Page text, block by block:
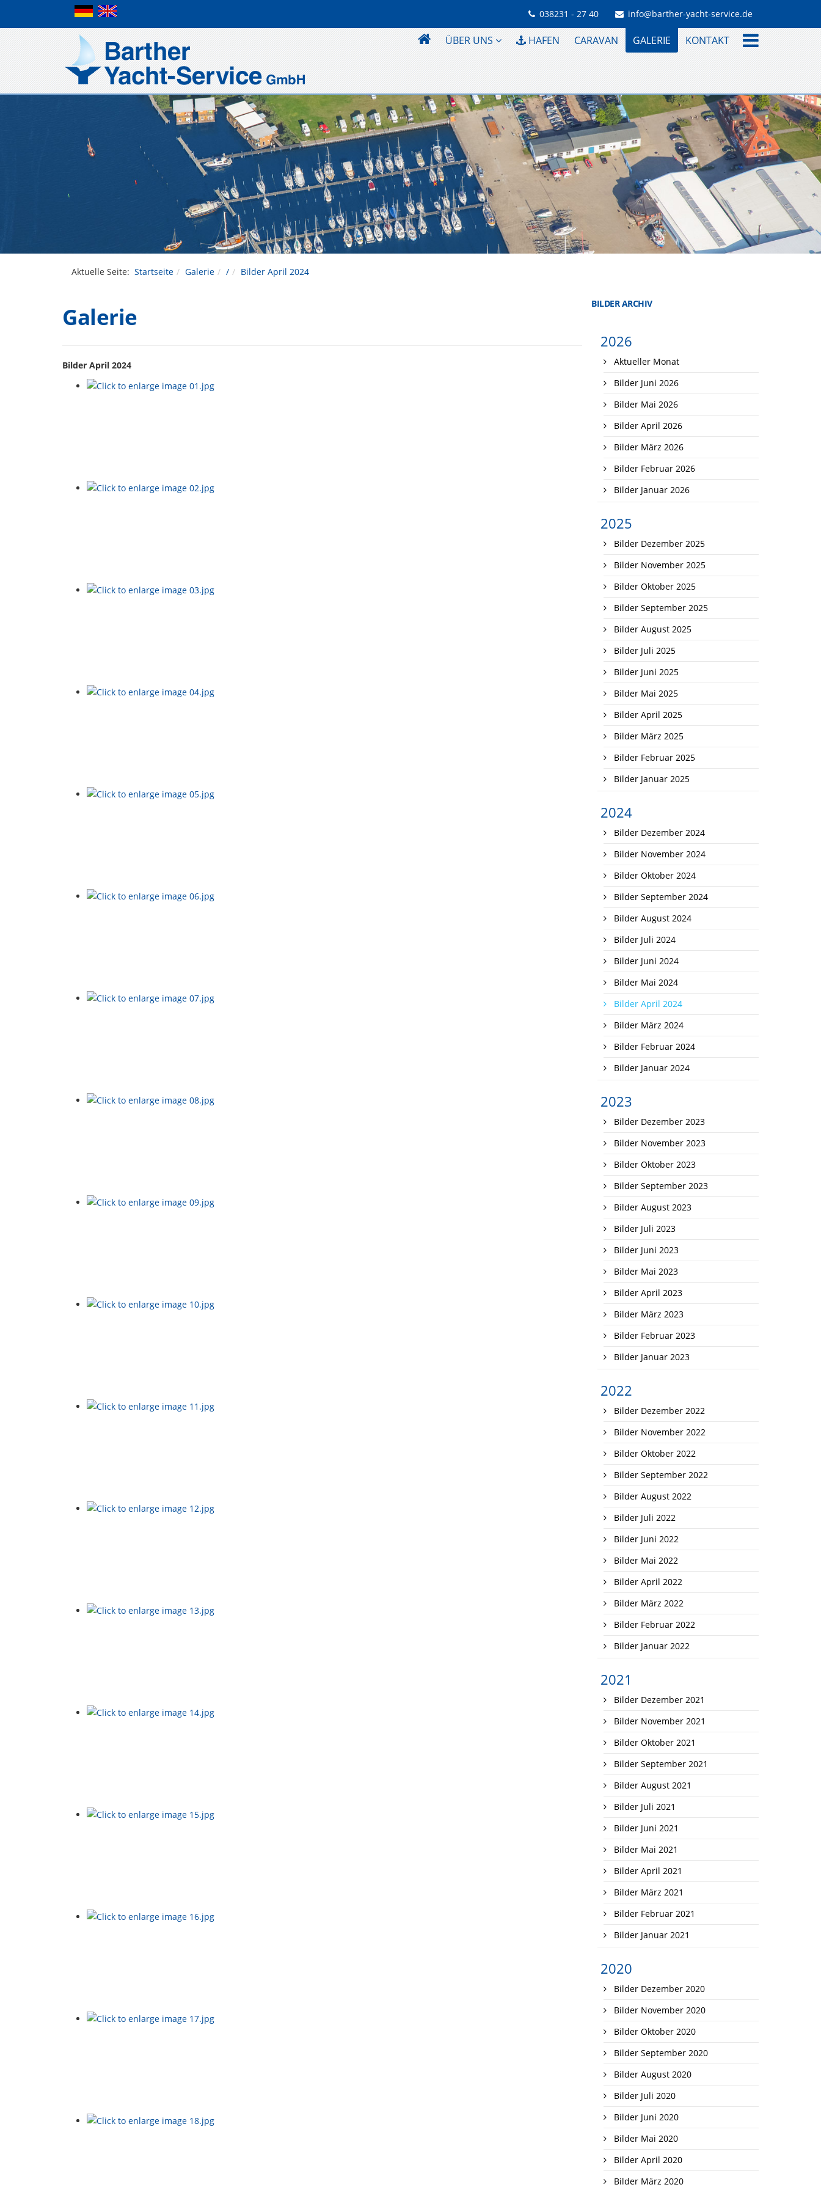
038231 - 27 40 info@barther-yacht-service.de
ÜBER UNS HAFEN CARAVAN GALERIE KONTAKT
Aktuelle Seite: Startseite Galerie / Bilder April 2024
Galerie
Bilder April 2024
BILDER ARCHIV
2026
Aktueller Monat
Bilder Juni 2026
Bilder Mai 2026
Bilder April 2026
Bilder März 2026
Bilder Februar 2026
Bilder Januar 2026
2025
Bilder Dezember 2025
Bilder November 2025
Bilder Oktober 2025
Bilder September 2025
Bilder August 2025
Bilder Juli 2025
Bilder Juni 2025
Bilder Mai 2025
Bilder April 2025
Bilder März 2025
Bilder Februar 2025
Bilder Januar 2025
2024
Bilder Dezember 2024
Bilder November 2024
Bilder Oktober 2024
Bilder September 2024
Bilder August 2024
Bilder Juli 2024
Bilder Juni 2024
Bilder Mai 2024
Bilder April 2024
Bilder März 2024
Bilder Februar 2024
Bilder Januar 2024
2023
Bilder Dezember 2023
Bilder November 2023
Bilder Oktober 2023
Bilder September 2023
Bilder August 2023
Bilder Juli 2023
Bilder Juni 2023
Bilder Mai 2023
Bilder April 2023
Bilder März 2023
Bilder Februar 2023
Bilder Januar 2023
2022
Bilder Dezember 2022
Bilder November 2022
Bilder Oktober 2022
Bilder September 2022
Bilder August 2022
Bilder Juli 2022
Bilder Juni 2022
Bilder Mai 2022
Bilder April 2022
Bilder März 2022
Bilder Februar 2022
Bilder Januar 2022
2021
Bilder Dezember 2021
Bilder November 2021
Bilder Oktober 2021
Bilder September 2021
Bilder August 2021
Bilder Juli 2021
Bilder Juni 2021
Bilder Mai 2021
Bilder April 2021
Bilder März 2021
Bilder Februar 2021
Bilder Januar 2021
2020
Bilder Dezember 2020
Bilder November 2020
Bilder Oktober 2020
Bilder September 2020
Bilder August 2020
Bilder Juli 2020
Bilder Juni 2020
Bilder Mai 2020
Bilder April 2020
Bilder März 2020